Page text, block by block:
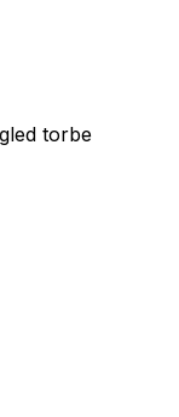
torbe